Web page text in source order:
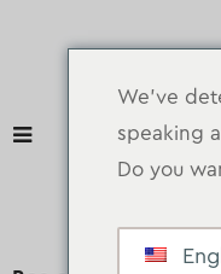
We've
speaking
Do you